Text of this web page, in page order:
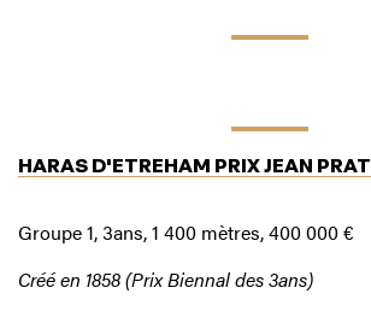
HARAS D'ETREHAM PRIX JEAN PRAT
Groupe 1, 3ans, 1 400 mètres, 400 000 €
Créé en 1858 (Prix Biennal des 3ans)